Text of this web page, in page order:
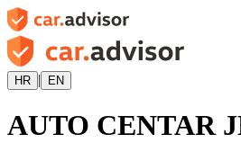
HR | EN
AUTO CENTAR